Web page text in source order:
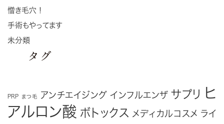
憎き毛穴！
手術もやってます
未分類
タグ
PRP まつ毛 アンチエイジング インフルエンザ サプリ ヒ
アルロン酸 ボトックス メディカルコスメ ライ